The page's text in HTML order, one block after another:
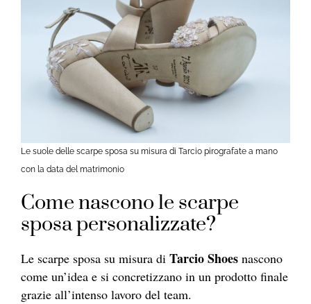
Le suole delle scarpe sposa su misura di Tarcio pirografate a mano
con la data del matrimonio
Come nascono le scarpe
sposa personalizzate?
Le scarpe sposa su misura di Tarcio Shoes nascono
come un’idea e si concretizzano in un prodotto finale
grazie all’intenso lavoro del team.